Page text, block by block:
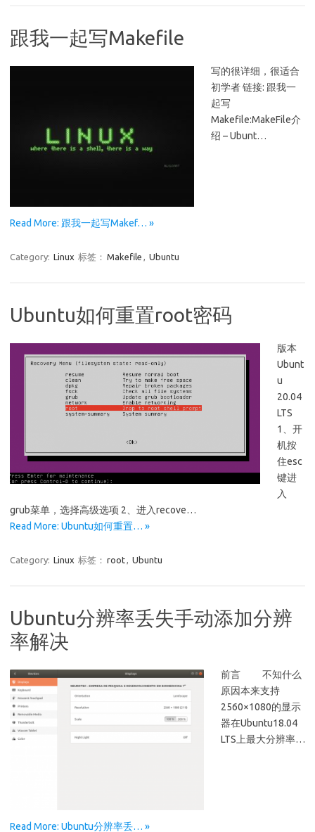
跟我一起写Makefile
写的很详细，很适合
初学者 链接: 跟我一
起写
Makefile:MakeFile介
绍 – Ubunt…
Read More: 跟我一起写Makef… »
Category: Linux 标签： Makefile , Ubuntu
Ubuntu如何重置root密码
版本
Ubunt
u
20.04
LTS
1、开
机按
住esc
键进
入
grub菜单，选择高级选项 2、进入recove…
Read More: Ubuntu如何重置… »
Category: Linux 标签： root, Ubuntu
Ubuntu分辨率丢失手动添加分辨
率解决
前言 不知什么
原因本来支持
2560×1080的显示
器在Ubuntu18.04
LTS上最大分辨率…
Read More: Ubuntu分辨率丢… »